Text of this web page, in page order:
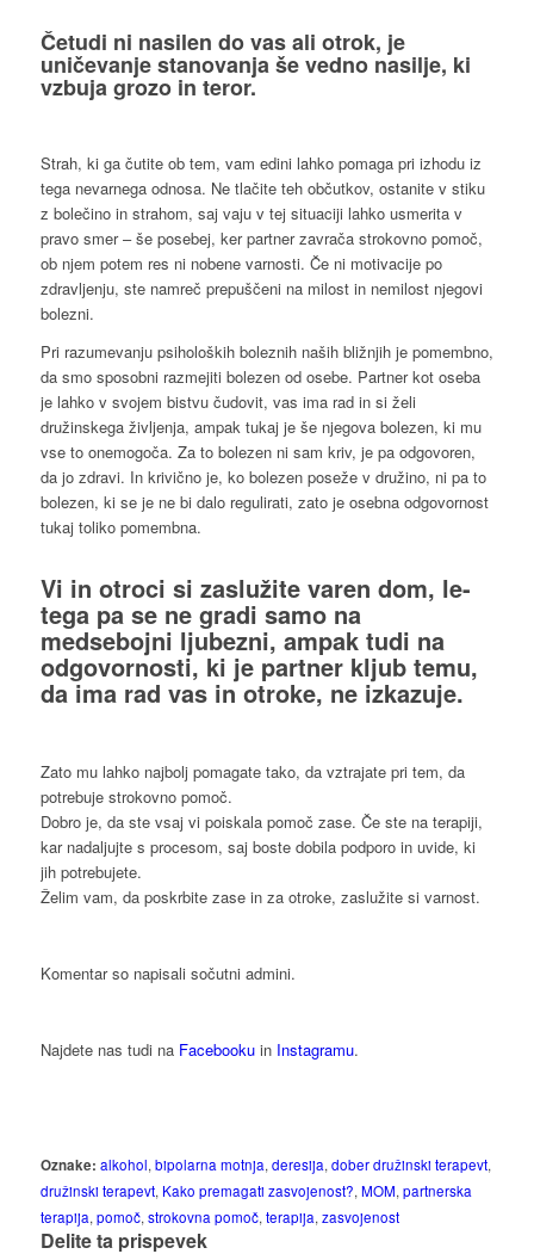
Četudi ni nasilen do vas ali otrok, je
uničevanje stanovanja še vedno nasilje, ki
vzbuja grozo in teror.
Strah, ki ga čutite ob tem, vam edini lahko pomaga pri izhodu iz
tega nevarnega odnosa. Ne tlačite teh občutkov, ostanite v stiku
z bolečino in strahom, saj vaju v tej situaciji lahko usmerita v
pravo smer – še posebej, ker partner zavrača strokovno pomoč,
ob njem potem res ni nobene varnosti. Če ni motivacije po
zdravljenju, ste namreč prepuščeni na milost in nemilost njegovi
bolezni.
Pri razumevanju psiholoških boleznih naših bližnjih je pomembno,
da smo sposobni razmejiti bolezen od osebe. Partner kot oseba
je lahko v svojem bistvu čudovit, vas ima rad in si želi
družinskega življenja, ampak tukaj je še njegova bolezen, ki mu
vse to onemogoča. Za to bolezen ni sam kriv, je pa odgovoren,
da jo zdravi. In krivično je, ko bolezen poseže v družino, ni pa to
bolezen, ki se je ne bi dalo regulirati, zato je osebna odgovornost
tukaj toliko pomembna.
Vi in otroci si zaslužite varen dom, le-
tega pa se ne gradi samo na
medsebojni ljubezni, ampak tudi na
odgovornosti, ki je partner kljub temu,
da ima rad vas in otroke, ne izkazuje.
Zato mu lahko najbolj pomagate tako, da vztrajate pri tem, da
potrebuje strokovno pomoč.
Dobro je, da ste vsaj vi poiskala pomoč zase. Če ste na terapiji,
kar nadaljujte s procesom, saj boste dobila podporo in uvide, ki
jih potrebujete.
Želim vam, da poskrbite zase in za otroke, zaslužite si varnost.
Komentar so napisali sočutni admini.
Najdete nas tudi na Facebookuin Instagramu.
Oznake: alkohol, bipolarna motnja, deresija, dober družinski terapevt,
družinski terapevt, Kako premagati zasvojenost?, MOM, partnerska
terapija, pomoč, strokovna pomoč, terapija, zasvojenost
Delite ta prispevek